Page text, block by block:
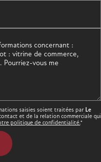
saisies soient traitées par Le
et de la relation commerciale qui
politique de confidentialité.*